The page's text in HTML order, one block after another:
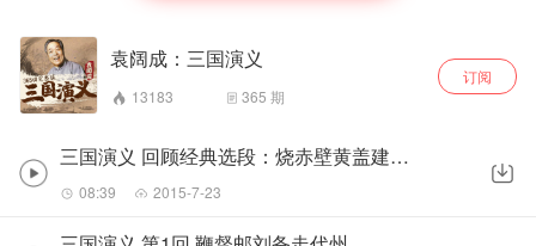
袁阔成：三国演义
13183 365 期
订阅
三国演义 回顾经典选段：烧赤壁黄盖建头功
08:39 2015-7-23